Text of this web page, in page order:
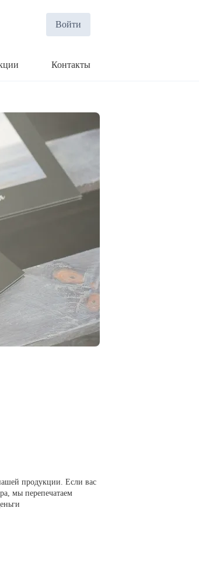
Войти
Контакты
продукции. Если вас
мы перепечатаем